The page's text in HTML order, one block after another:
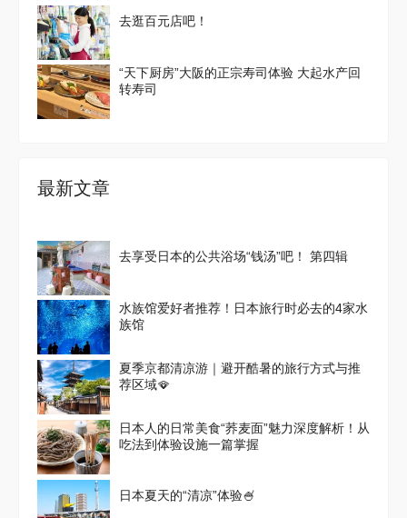
去逛百元店吧！
“天下厨房”大阪的正宗寿司体验 大起水产回
转寿司
最新文章
去享受日本的公共浴场“钱汤”吧！ 第四辑
水族馆爱好者推荐！日本旅行时必去的4家水
族馆
夏季京都清凉游｜避开酷暑的旅行方式与推
荐区域🪭
日本人的日常美食“荞麦面”魅力深度解析！从
吃法到体验设施一篇掌握
日本夏天的“清凉”体验🍧